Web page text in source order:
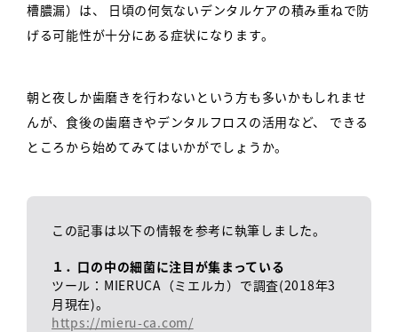
槽膿漏）は、
日頃の何気ないデンタルケアの積み重ねで防
げる可能性が十分にある症状になります。
朝と夜しか歯磨きを行わないという方も多いかもしれませ
んが、食後の歯磨きやデンタルフロスの活用など、
できる
ところから始めてみてはいかがでしょうか。
この記事は以下の情報を参考に執筆しました。
１．口の中の細菌に注目が集まっている
ツール：MIERUCA（ミエルカ）で調査(2018年3
月現在)。
https://mieru-ca.com/